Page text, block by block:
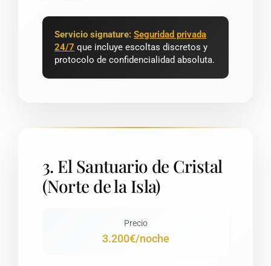
Servicio signature: Seguridad privada
24/7 que incluye escoltas discretos y
protocolo de confidencialidad absoluta.
3. El Santuario de Cristal
(Norte de la Isla)
Precio
3.200€/noche